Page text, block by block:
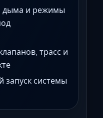
дыма и режимы
трасс и
запуск системы